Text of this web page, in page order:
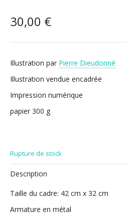
30,00 €
Illustration par Pierre Dieudonné
Illustration vendue encadrée
Impression numérique
papier 300 g
Rupture de stock
Description
Taille du cadre: 42 cm x 32 cm
Armature en métal